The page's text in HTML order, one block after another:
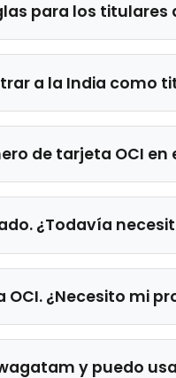
para los titulares
a la India como
de tarjeta OCI en
¿Todavía
¿Necesito mi
y puedo